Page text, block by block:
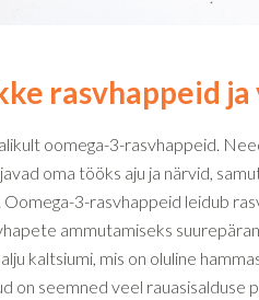
rasvhappeid
oomega-3-rasvhappeid.
oma tööks aju ja närvid,
3-rasvhappeid leidub
ammutamiseks
kaltsiumi, mis on oluline
on seemned veel rauasisalduse